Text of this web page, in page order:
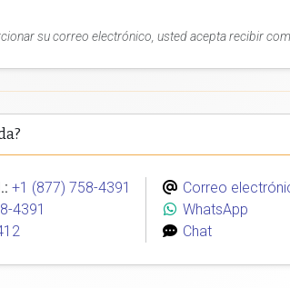
su correo electrónico, usted acepta recibir
+1 (877) 758-4391
4391
Correo
WhatsApp
Chat